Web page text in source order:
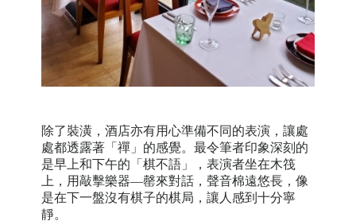
除了裝潢，酒店亦有用心準備不同的表演，讓處
處都透露著「禪」的感覺。最令筆者印象深刻的
是早上和下午的「棋不語」，表演者坐在木筏
上，用敲擊樂器—罄來對話，聲音棉遠悠長，像
是在下一盤沒有棋子的棋局，讓人感到十分寧
靜。